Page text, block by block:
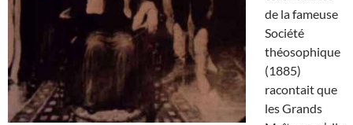
de la fameuse
Société
théosophique
(1885)
racontait que
les Grands